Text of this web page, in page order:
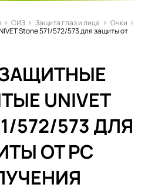
СИЗ Защита глаз и лица
Очки
Stone 571/572/573 для защиты от
UNIVET
572/573 ДЛЯ
ОТ PC